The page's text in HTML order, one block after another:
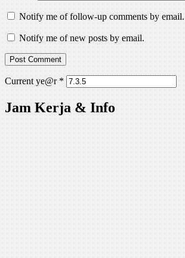
Notify me of follow-up comments by email.
Notify me of new posts by email.
Current ye@r*
Jam Kerja & Info